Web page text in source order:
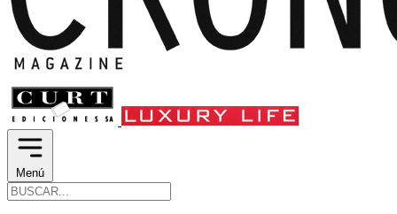
Menú